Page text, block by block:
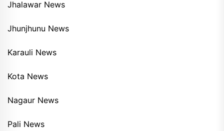
Jhalawar News
Jhunjhunu News
Karauli News
Kota News
Nagaur News
Pali News